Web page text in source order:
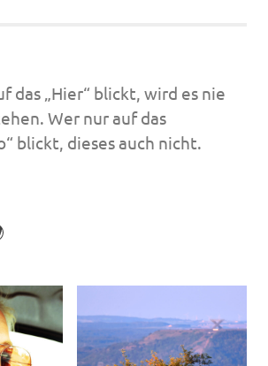
das „Hier“ blickt, wird es nie
Wer nur auf das
blickt, dieses auch nicht.